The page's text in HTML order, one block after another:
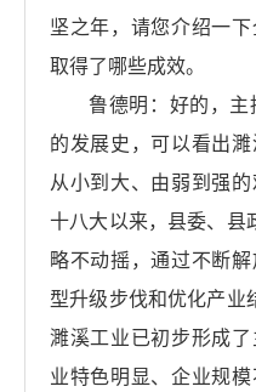
坚之年，请您介绍一
取得了哪些成效。
鲁德明：好的，
的发展史，可以看出
从小到大、由弱到强
十八大以来，县委、县
略不动摇，通过不断
型升级步伐和优化产业
濉溪工业已初步形成
业特色明显、企业规